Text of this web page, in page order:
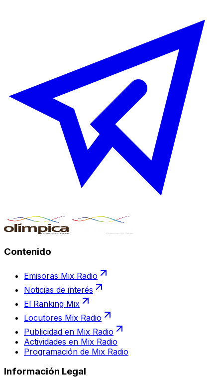
Contenido
Emisoras Mix Radio
Noticias de interés
El Ranking Mix
Locutores Mix Radio
Publicidad en Mix Radio
Actividades en Mix Radio
Programación de Mix Radio
Información Legal